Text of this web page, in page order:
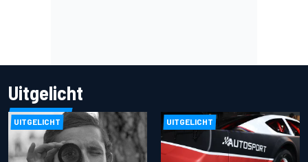
Uitgelicht
UITGELICHT UITGELICHT